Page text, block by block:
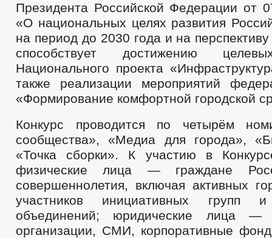
Президента Российской Федерации от
«О национальных целях развития
на период до 2030 года и на
способствует достижению
Национального проекта
также реализации мероприятий
«Формирование комфортной городской
Конкурс проводится по четырём
сообщества», «Медиа для города»,
«Точка сборки». К участию в
физические лица — граждане
совершеннолетия, включая активных
участников инициативных групп
объединений; юридические лица —
организации, СМИ, корпоративные